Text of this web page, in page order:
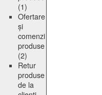
(1)
Ofertare
și
comenzi
produse
(2)
Retur
produse
de la